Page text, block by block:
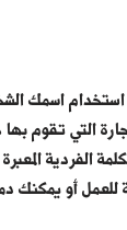
استخدام اسمك
التي تقوم
الفردية
للعمل أو يمكنك